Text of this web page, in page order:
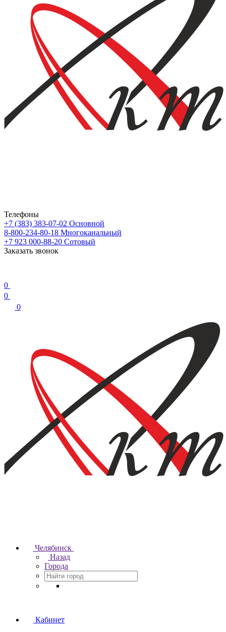
Телефоны
+7 (383) 383-07-02 Основной
8-800-234-80-18 Многоканальный
+7 923 000-88-20 Сотовый
Заказать звонок
0
0
0
Челябинск
Назад
Города
Кабинет